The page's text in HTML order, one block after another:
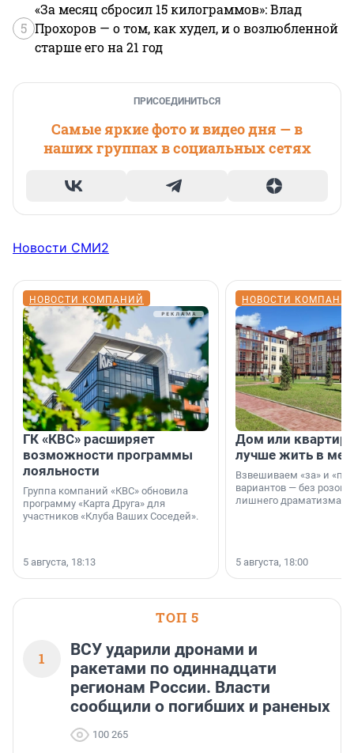
5
«За месяц сбросил 15 килограммов»: Влад
Прохоров — о том, как худел, и о возлюбленной
старше его на 21 год
ПРИСОЕДИНИТЬСЯ
Самые яркие фото и видео дня — в
наших группах в социальных сетях
Новости СМИ2
НОВОСТИ КОМПАНИЙ
ГК «КВС» расширяет
возможности программы
лояльности
Группа компаний «КВС» обновила
программу «Карта Друга» для
участников «Клуба Ваших Соседей».
5 августа, 18:13
НОВОСТИ
Дом или
лучше жить в
Взвешиваем «за» и
вариантов — без
лишнего драматизма.
5 августа, 18:00
ТОП 5
1
ВСУ ударили дронами и
ракетами по одиннадцати
регионам России. Власти
сообщили о погибших и раненых
100 265